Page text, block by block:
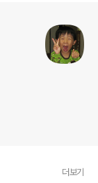
더보기